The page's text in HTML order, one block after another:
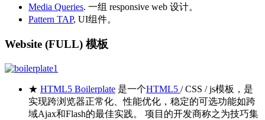
Media Queries. 一组 responsive web 设计。
Pattern TAP, UI组件。
Website (FULL) 模板
★ HTML5 Boilerplate 是一个HTML5 / CSS / js模板，是
实现跨浏览器正常化、性能优化，稳定的可选功能如跨
域Ajax和Flash的最佳实践。 项目的开发商称之为技巧集